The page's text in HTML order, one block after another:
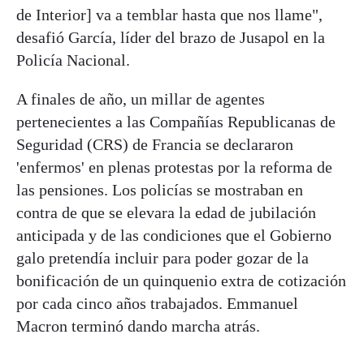
de Interior] va a temblar hasta que nos llame",
desafió García, líder del brazo de Jusapol en la
Policía Nacional.
A finales de año, un millar de agentes
pertenecientes a las Compañías Republicanas de
Seguridad (CRS) de Francia se declararon
'enfermos' en plenas protestas por la reforma de
las pensiones. Los policías se mostraban en
contra de que se elevara la edad de jubilación
anticipada y de las condiciones que el Gobierno
galo pretendía incluir para poder gozar de la
bonificación de un quinquenio extra de cotización
por cada cinco años trabajados. Emmanuel
Macron terminó dando marcha atrás.